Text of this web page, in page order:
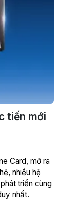
tiến mới
Card, mở ra
nhiều hệ
triển cùng
nhất.